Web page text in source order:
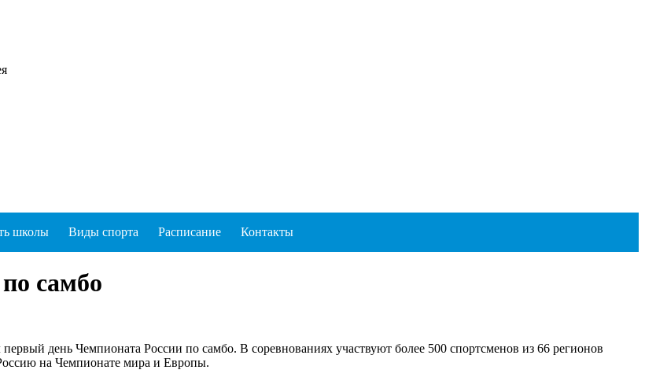
школы Виды спорта Расписание Контакты
самбо
день Чемпионата России по самбо. В соревнованиях участвуют более 500 спортсменов из 66 регионов
на Чемпионате мира и Европы.